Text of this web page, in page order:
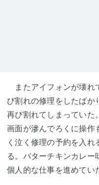
またアイフォンが壊れ
び割れの修理をしたばか
再び割れてしまっていた
画面が滲んでろくに操作
く泣く修理の予約を入れ
る。バターチキンカレー
個人的な仕事を進めてい